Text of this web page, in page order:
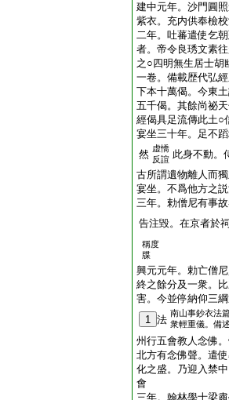
建中元年。沙門圓
紫衣。充内供奉檢
二年。吐蕃遣使乞
者。帝令良琇文素
之○四明無生居士胡
一卷。備載歴代弘
下本十萬偈。今東
五千偈。其餘尚祕
經偈具足流傳此土○
宴坐三十年。足不
然 虚憍
反諠 此身不動。
古所謂遺物離人而
宴坐。不爲他方之
三年。勅僧尼有事
告注毀。在京者於
稱度
牒
興元元年。勅亡僧
終之餘分及一衆。
害。今並停納仰三
1 法
南山事鈔衣法
衆輕重儀。備
州行五會教人念佛
北方有念佛聲。遣
化之盛。乃迎入禁
會
三年。翰林學士梁